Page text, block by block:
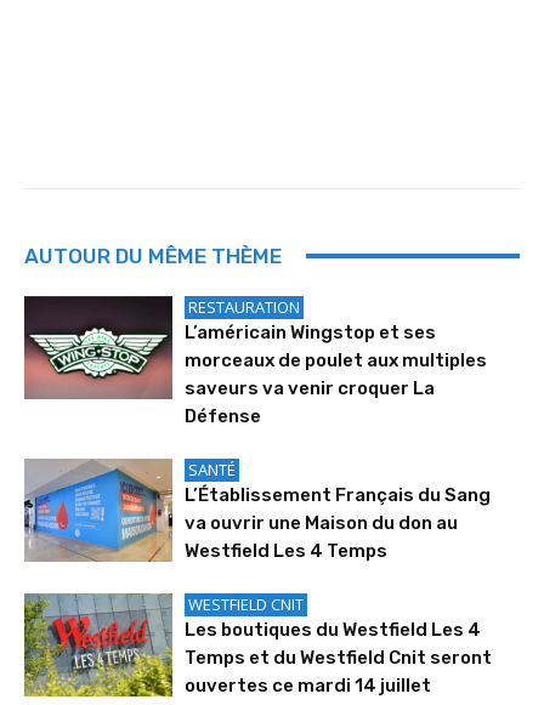
AUTOUR DU MÊME THÈME
RESTAURATION
L’américain Wingstop et ses
morceaux de poulet aux multiples
saveurs va venir croquer La
Défense
SANTÉ
L’Établissement Français du Sang
va ouvrir une Maison du don au
Westfield Les 4 Temps
WESTFIELD CNIT
Les boutiques du Westfield Les 4
Temps et du Westfield Cnit seront
ouvertes ce mardi 14 juillet